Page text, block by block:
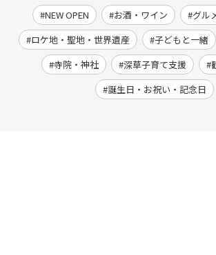
NEW OPEN お酒・ワイン
グル
ロケ地・聖地・世界遺産
子どもと一緒
寺院・神社
深草子育て支援
誕生日・お祝い・記念日